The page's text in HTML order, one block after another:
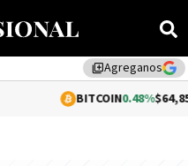
library_addAgreganos
BITCOIN0.48%$64,856.00